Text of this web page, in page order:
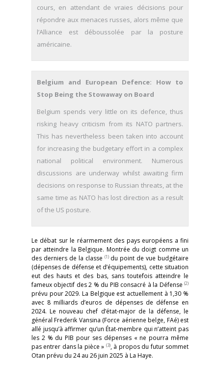
cours, en attendant de vraies décisions pour
répondre aux menaces russes, alors même que
l’Alliance est déboussolée par la posture
américaine.
Belgium and European Defence: How to
Stop Being the Stowaway on Board
Belgium spends very little on its defence, thus
risking heavy criticism from its NATO partners.
This has nevertheless been taken into account
for increasing the budgetary effort in a complex
national political environment. Numerous
discussions are underway whilst awaiting firm
decisions on response to Russian threats, at the
same time as NATO has lost direction as a result
of the US posture.
Le débat sur le réarmement des pays européens a fini
par atteindre la Belgique. Montrée du doigt comme un
des derniers de la classe (1)du point de vue budgétaire
(dépenses de défense et d’équipements), cette situation
eut des hauts et des bas, sans toutefois atteindre le
fameux objectif des 2 % du PIB consacré à la Défense (2)
prévu pour 2029. La Belgique est actuellement à 1,30 %
avec 8 milliards d’euros de dépenses de défense en
2024. Le nouveau chef d’état-major de la défense, le
général Frederik Vansina (Force aérienne belge, FAé) est
allé jusqu’à affirmer qu’un État-membre qui n’atteint pas
les 2 % du PIB pour ses dépenses « ne pourra même
pas entrer dans la pièce » (3), à propos du futur sommet
Otan prévu du 24 au 26 juin 2025 à La Haye.